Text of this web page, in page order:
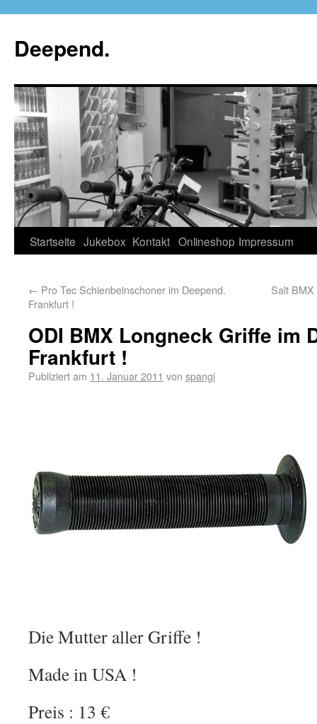
Deepend.
Startseite Jukebox Kontakt Onlineshop Impressum
← Pro Tec Schienbeinschoner im Deepend.
Frankfurt !
Salt
ODI BMX Longneck Griffe im
Frankfurt !
Publiziert am 11. Januar 2011 von spangi
Die Mutter aller Griffe !
Made in USA !
Preis : 13 €